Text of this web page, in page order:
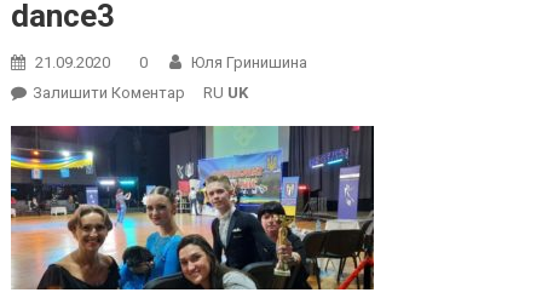
dance3
21.09.2020 0
Юля Гринишина
Залишити КоментарOn RU UK